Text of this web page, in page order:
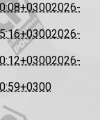
2026-
2026-
2026-